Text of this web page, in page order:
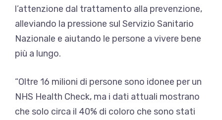
l’attenzione dal trattamento alla prevenzione,
alleviando la pressione sul Servizio Sanitario
Nazionale e aiutando le persone a vivere bene
più a lungo.
“Oltre 16 milioni di persone sono idonee per un
NHS Health Check, ma i dati attuali mostrano
che solo circa il 40% di coloro che sono stati